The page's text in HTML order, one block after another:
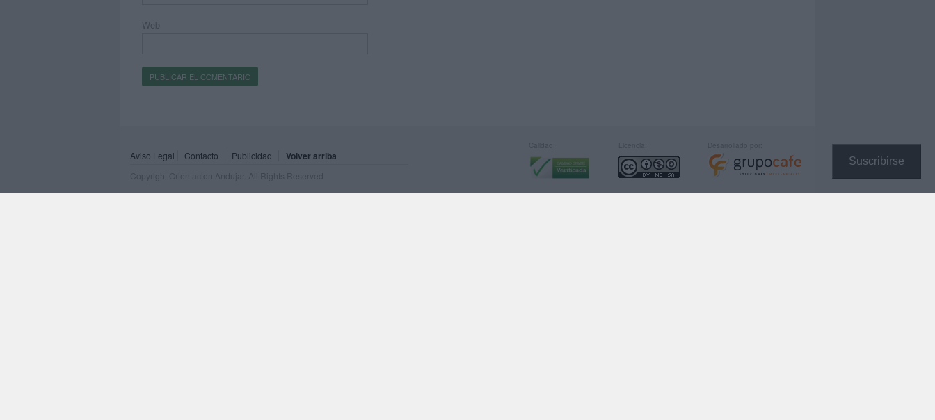
Suscribirse
Web
Aviso Legal Contacto Publicidad Volver arriba